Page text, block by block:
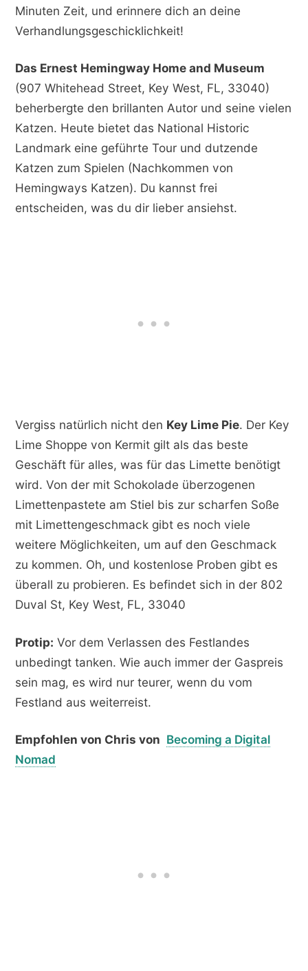
Minuten Zeit, und erinnere dich an deine
Verhandlungsgeschicklichkeit!
Das Ernest Hemingway Home and Museum
(907 Whitehead Street, Key West, FL, 33040)
beherbergte den brillanten Autor und seine vielen
Katzen. Heute bietet das National Historic
Landmark eine geführte Tour und dutzende
Katzen zum Spielen (Nachkommen von
Hemingways Katzen). Du kannst frei
entscheiden, was du dir lieber ansiehst.
Vergiss natürlich nicht den Key Lime Pie. Der Key
Lime Shoppe von Kermit gilt als das beste
Geschäft für alles, was für das Limette benötigt
wird. Von der mit Schokolade überzogenen
Limettenpastete am Stiel bis zur scharfen Soße
mit Limettengeschmack gibt es noch viele
weitere Möglichkeiten, um auf den Geschmack
zu kommen. Oh, und kostenlose Proben gibt es
überall zu probieren. Es befindet sich in der 802
Duval St, Key West, FL, 33040
Protip: Vor dem Verlassen des Festlandes
unbedingt tanken. Wie auch immer der Gaspreis
sein mag, es wird nur teurer, wenn du vom
Festland aus weiterreist.
Empfohlen von Chris von Becoming a Digital
Nomad